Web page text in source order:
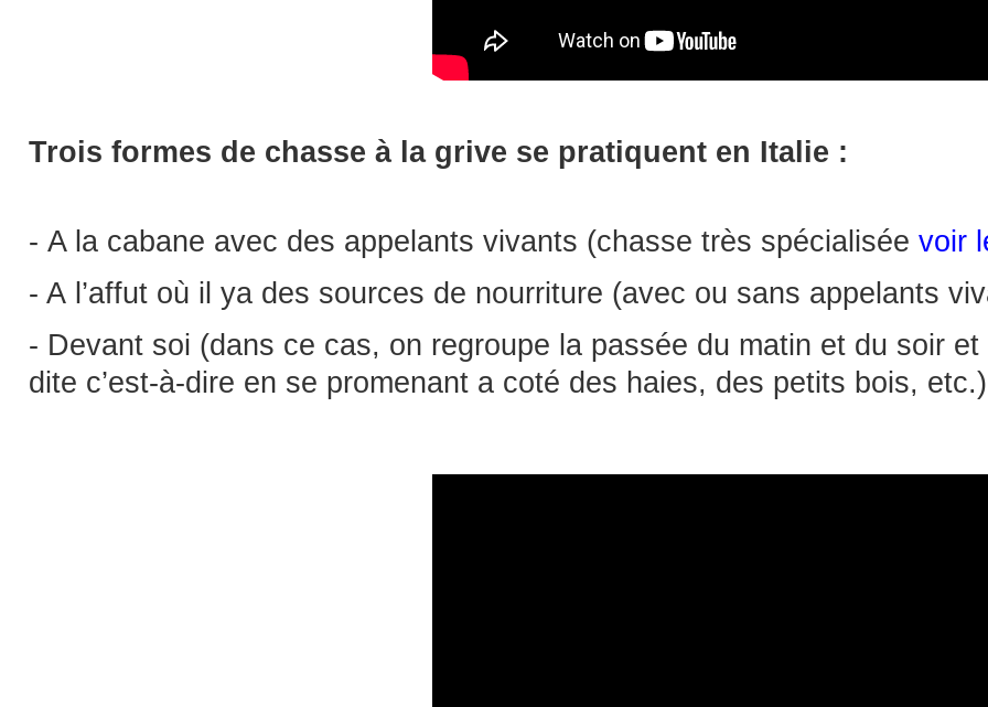
Trois formes de chasse à la grive se pratiquent en Italie :
- A la cabane avec des appelants vivants (chasse très spécialiséevoir
- A l’affut où il ya des sources de nourriture (avec ou sans appelants
- Devant soi (dans ce cas, on regroupe la passée du matin et du soir
dite c’est-à-dire en se promenant a coté des haies, des petits bois,